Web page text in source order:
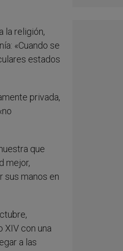
la religión,
«Cuando se
estados
privada,
que
mejor,
sus manos en
XIV con una
a las